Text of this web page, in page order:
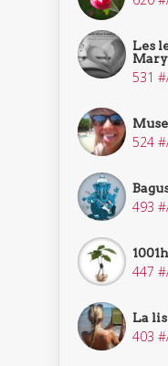
Les
531
524
493
447
La
403